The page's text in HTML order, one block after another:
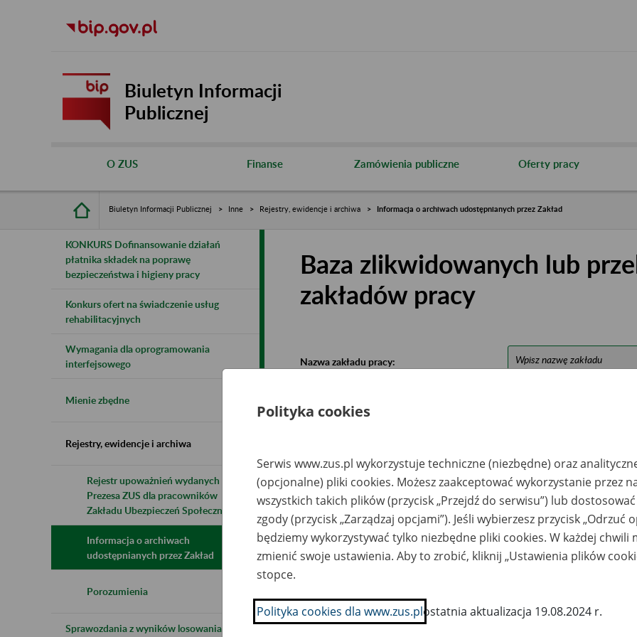
Biuletyn Informacji
Publicznej
O ZUS Finanse Zamówienia publiczne Oferty pracy
Biuletyn Informacji Publicznej Inne Rejestry, ewidencje i archiwa Informacja o archiwach udostępnianych przez Zakład
KONKURS Dofinansowanie działań
płatnika składek na poprawę
bezpieczeństwa i higieny pracy
Konkurs ofert na świadczenie usług
rehabilitacyjnych
Wymagania dla oprogramowania
interfejsowego
Mienie zbędne
Rejestry, ewidencje i archiwa
Rejestr upoważnień wydanych przez
Prezesa ZUS dla pracowników
Zakładu Ubezpieczeń Społecznych
Informacja o archiwach
udostępnianych przez Zakład
Porozumienia
Sprawozdania z wyników losowania do
Baza zlikwidowanych lub
zakładów pracy
Nazwa zakładu pracy:
Nazwa
zlikwidowanego
zakładu pracy
Miejsce
przechowywania
dokumentów
Nr zespołu akt w
archiwum
państwowym
Daty
Augustówka 22C
Miejsce
przechowywania
Polityka cookies
Serwis www.zus.pl wykorzystuje techniczne (niezbędne) oraz
(opcjonalne) pliki cookies. Możesz zaakceptować wykorzystanie przez
wszystkich takich plików (przycisk „Przejdź do serwisu”) lub
zgody (przycisk „Zarządzaj opcjami”). Jeśli wybierzesz przycisk „Odrzuć
będziemy wykorzystywać tylko niezbędne pliki cookies. W każdej chwili
zmienić swoje ustawienia. Aby to zrobić, kliknij „Ustawienia plików
stopce.
Polityka cookies dla www.zus.plostatnia aktualizacja 19.08.2024 r.